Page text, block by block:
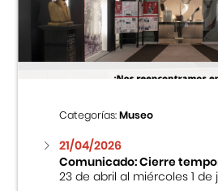
Centro Cultural Peruano
Museo de la Inmigración
Fondo Editorial
Teatro Peruano Japonés
Categorías:Museo
21/04/2026
Comunicado: Cierre
23 de abril al miércoles 1 de